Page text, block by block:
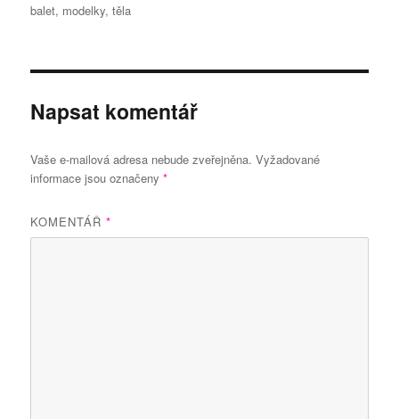
balet, modelky,těla
Napsat komentář
Vaše e-mailová adresa nebude zveřejněna. Vyžadované
informace jsou označeny*
KOMENTÁŘ*